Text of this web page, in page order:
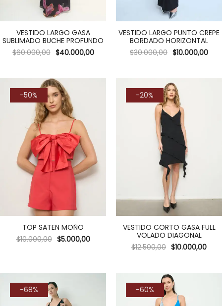
VESTIDO LARGO GASA
SUBLIMADO BUCHE PROFUNDO
$60.000,00 $40.000,00
VESTIDO LARGO PUNTO CREPE
BORDADO HORIZONTAL
$30.000,00 $10.000,00
-50%
TOP SATEN MOÑO
$10.000,00 $5.000,00
-20%
VESTIDO CORTO GASA FULL
VOLADO DIAGONAL
$12.500,00 $10.000,00
-68% -60%